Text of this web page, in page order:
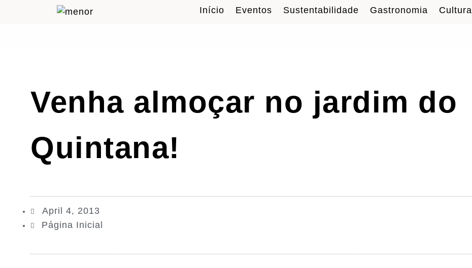
Início Eventos Sustentabilidade Gastronomia Cultura
Venha almoçar no jardim do
Quintana!
April 4, 2013
Página Inicial